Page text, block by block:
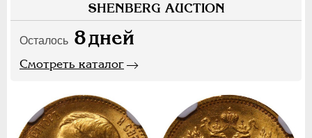
SHENBERG AUCTION
Осталось 8дней
Смотреть каталог